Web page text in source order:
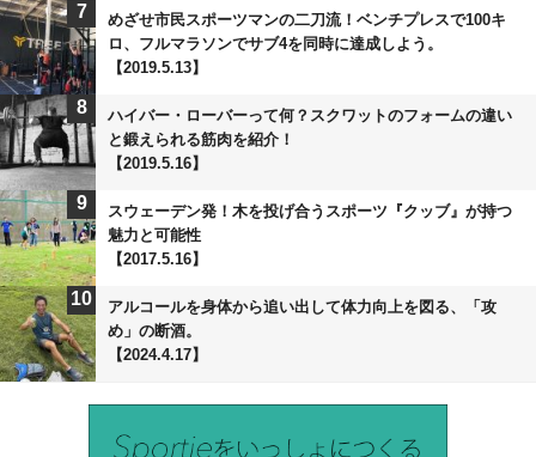
7
めざせ市民スポーツマンの二刀流！ベンチプレスで100キ
ロ、フルマラソンでサブ4を同時に達成しよう。
【2019.5.13】
8
ハイバー・ローバーって何？スクワットのフォームの違い
と鍛えられる筋肉を紹介！
【2019.5.16】
9
スウェーデン発！木を投げ合うスポーツ『クッブ』が持つ
魅力と可能性
【2017.5.16】
10
アルコールを身体から追い出して体力向上を図る、「攻
め」の断酒。
【2024.4.17】